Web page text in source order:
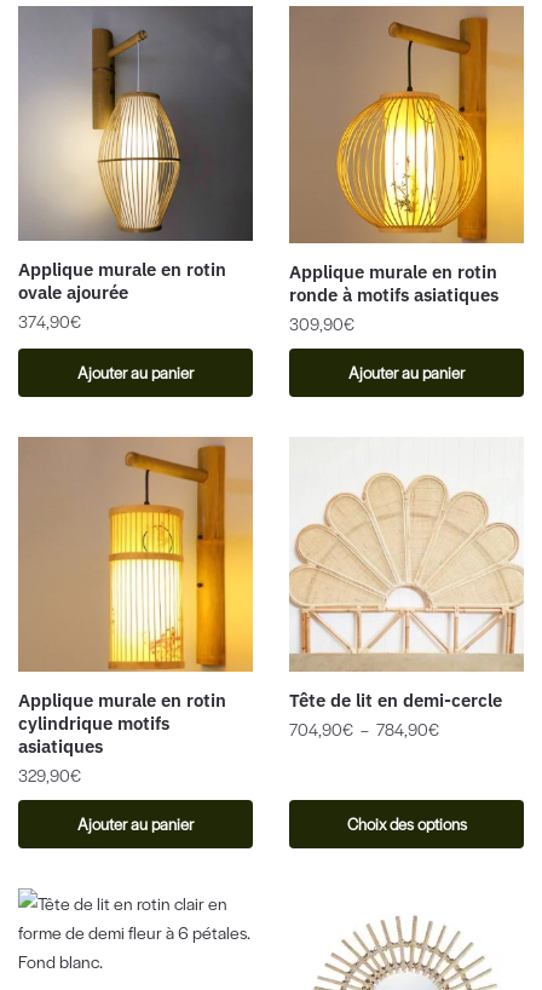
Applique murale en rotin
ovale ajourée
374,90€
Ajouter au panier
Applique murale en rotin
ronde à motifs asiatiques
309,90€
Ajouter au panier
Applique murale en rotin
cylindrique motifs
asiatiques
329,90€
Ajouter au panier
Tête de lit en demi-cercle
704,90€ – 784,90€
Choix des options